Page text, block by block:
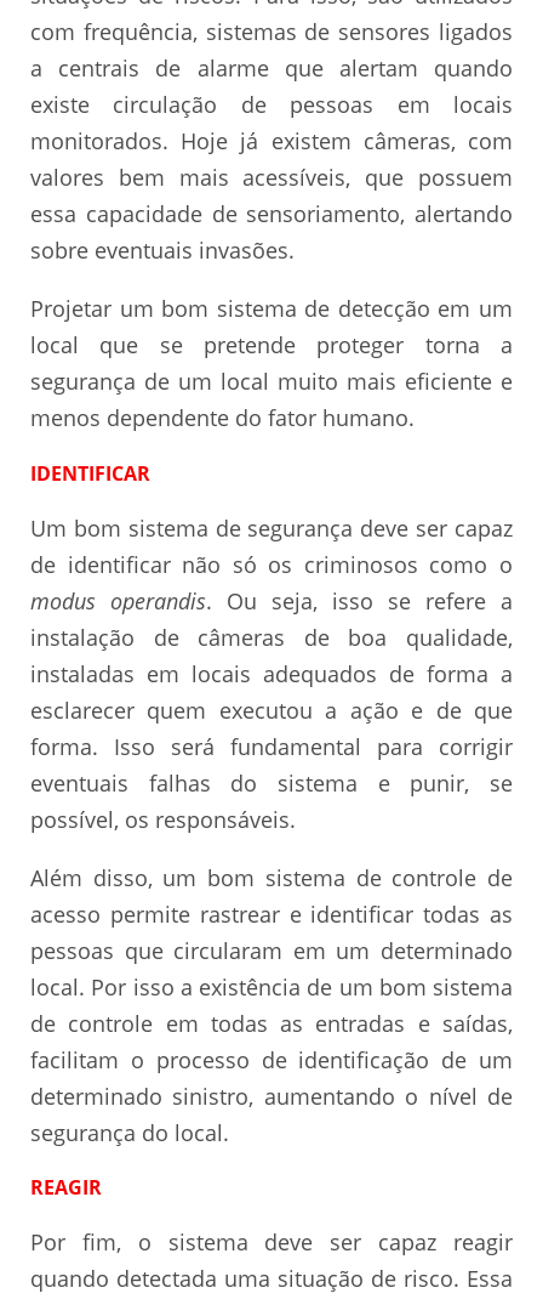
com frequência, sistemas de sensores ligados
a centrais de alarme que alertam quando
existe circulação de pessoas em locais
monitorados. Hoje já existem câmeras, com
valores bem mais acessíveis, que possuem
essa capacidade de sensoriamento, alertando
sobre eventuais invasões.
Projetar um bom sistema de detecção em um
local que se pretende proteger torna a
segurança de um local muito mais eficiente e
menos dependente do fator humano.
IDENTIFICAR
Um bom sistema de segurança deve ser capaz
de identificar não só os criminosos como o
modus operandis. Ou seja, isso se refere a
instalação de câmeras de boa qualidade,
instaladas em locais adequados de forma a
esclarecer quem executou a ação e de que
forma. Isso será fundamental para corrigir
eventuais falhas do sistema e punir, se
possível, os responsáveis.
Além disso, um bom sistema de controle de
acesso permite rastrear e identificar todas as
pessoas que circularam em um determinado
local. Por isso a existência de um bom sistema
de controle em todas as entradas e saídas,
facilitam o processo de identificação de um
determinado sinistro, aumentando o nível de
segurança do local.
REAGIR
Por fim, o sistema deve ser capaz reagir
quando detectada uma situação de risco. Essa